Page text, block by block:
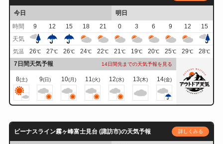
今日
明日
時間
9 12 15 18 21 0 3 6 9 12
15
天気
気温 26℃ 27℃ 26℃ 24℃ 22℃ 21℃ 19℃ 20℃ 25℃ 29℃ 28℃
7日間天気予報 14日間先までの天気予報を見る
8(土) 9(日) 10(月) 11 (火) 12(水) 13(木) 14(金)
ビーナスライン霧ヶ峰富士見台 (諏訪市)の天気予報 詳しくみる